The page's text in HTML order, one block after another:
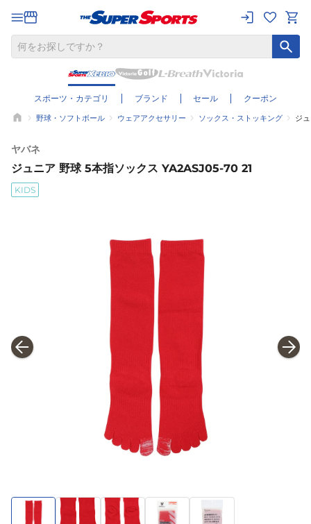
スポーツ・カテゴリ ブランド セール クーポン
野球・ソフトボール ウェアアクセサリー ソックス・ストッキング ジ
ヤバネ
ジュニア 野球 5本指ソックス YA2ASJ05-70 21
KIDS